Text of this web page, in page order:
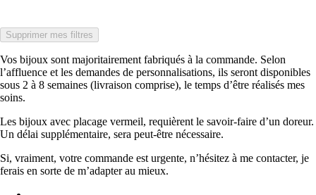
Supprimer mes filtres
Vos bijoux sont majoritairement fabriqués à la commande. Selon
l’affluence et les demandes de personnalisations, ils seront disponibles
sous 2 à 8 semaines (livraison comprise), le temps d’être réalisés mes
soins.
Les bijoux avec placage vermeil, requièrent le savoir-faire d’un doreur.
Un délai supplémentaire, sera peut-être nécessaire.
Si, vraiment, votre commande est urgente, n’hésitez à me contacter, je
ferais en sorte de m’adapter au mieux.